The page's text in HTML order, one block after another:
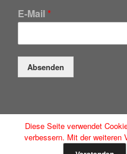
E-Mail *
Absenden
Düsseldorfer
Ein Theme
Diese Seite verwendet
verbessern. Mit der weiteren